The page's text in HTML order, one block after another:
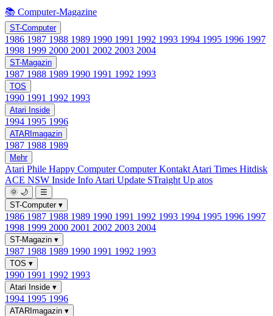
📚 Computer-Magazine
ST-Computer
1986 1987 1988 1989 1990 1991 1992 1993 1994 1995 1996 1997
1998 1999 2000 2001 2002 2003 2004
ST-Magazin
1987 1988 1989 1990 1991 1992 1993
TOS
1990 1991 1992 1993
Atari Inside
1994 1995 1996
ATARImagazin
1987 1988 1989
Mehr
Atari Phile Happy ComputerComputer Kontakt Atari Times Hitdisk
ACE NSW Inside Info Atari Update STraight Up atos
🌞 🌙
☰
ST-Computer ▾
1986 1987 1988 1989 1990 1991 1992 1993 1994 1995 1996 1997
1998 1999 2000 2001 2002 2003 2004
ST-Magazin ▾
1987 1988 1989 1990 1991 1992 1993
TOS ▾
1990 1991 1992 1993
Atari Inside ▾
1994 1995 1996
ATARImagazin ▾